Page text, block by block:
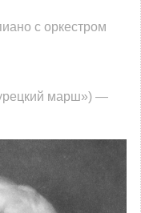
с оркестром
марш») —